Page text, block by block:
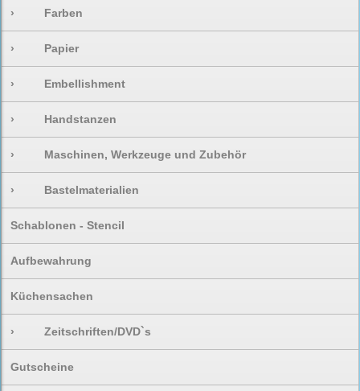
› Farben
› Papier
› Embellishment
› Handstanzen
› Maschinen, Werkzeuge und Zubehör
› Bastelmaterialien
Schablonen - Stencil
Aufbewahrung
Küchensachen
› Zeitschriften/DVD`s
Gutscheine